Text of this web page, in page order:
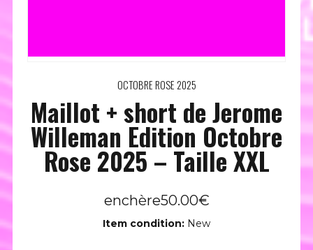
OCTOBRE ROSE 2025
Maillot + short de Jerome
Willeman Edition Octobre
Rose 2025 – Taille XXL
enchère50.00€
Item condition: New